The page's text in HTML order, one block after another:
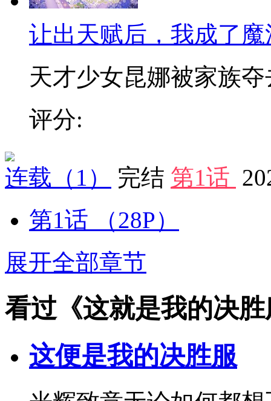
让出天赋后，我成了
天才少女昆娜被家族夺
评分:
连载 （1） 完结 第1话
第1话
（28P）
展开全部章节
看过《这就是我的决
这便是我的决胜服